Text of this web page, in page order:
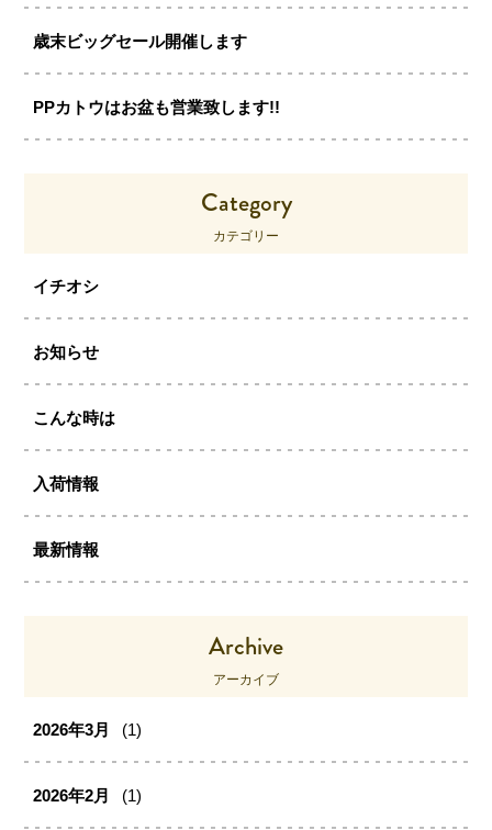
歳末ビッグセール開催します
PPカトウはお盆も営業致します!!
Category
カテゴリー
イチオシ
お知らせ
こんな時は
入荷情報
最新情報
Archive
アーカイブ
2026年3月 (1)
2026年2月 (1)